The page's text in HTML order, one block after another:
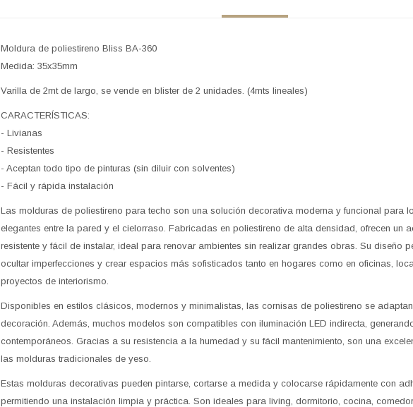
Moldura de poliestireno Bliss BA-360
Medida: 35x35mm
Varilla de 2mt de largo, se vende en blister de 2 unidades. (4mts lineales)
CARACTERÍSTICAS:
- Livianas
- Resistentes
- Aceptan todo tipo de pinturas (sin diluir con solventes)
- Fácil y rápida instalación
Las molduras de poliestireno para techo son una solución decorativa moderna y funcional para
elegantes entre la pared y el cielorraso. Fabricadas en poliestireno de alta densidad, ofrecen un
resistente y fácil de instalar, ideal para renovar ambientes sin realizar grandes obras. Su diseño
ocultar imperfecciones y crear espacios más sofisticados tanto en hogares como en oficinas,
proyectos de interiorismo.
Disponibles en estilos clásicos, modernos y minimalistas, las cornisas de poliestireno se
decoración. Además, muchos modelos son compatibles con iluminación LED indirecta,
contemporáneos. Gracias a su resistencia a la humedad y su fácil mantenimiento, son una
las molduras tradicionales de yeso.
Estas molduras decorativas pueden pintarse, cortarse a medida y colocarse rápidamente con
permitiendo una instalación limpia y práctica. Son ideales para living, dormitorio, cocina,